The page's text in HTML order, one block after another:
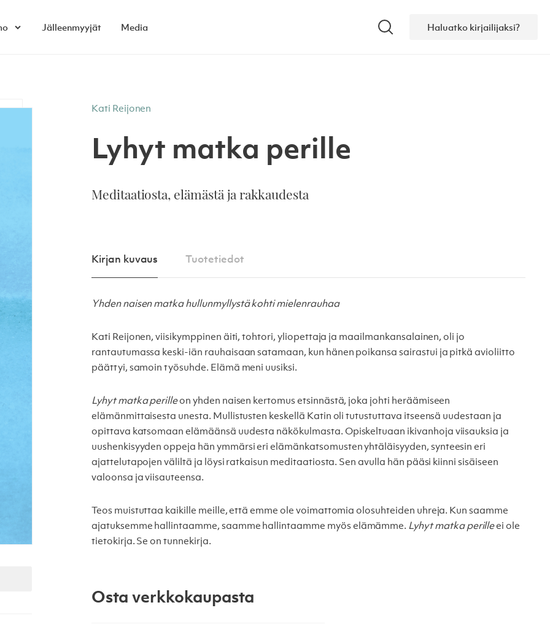
Open child menu
Jälleenmyyjät Media Haluatko kirjailijaksi?
Hae
Kati Reijonen
Lyhyt matka perille
Meditaatiosta, elämästä ja rakkaudesta
Kirjan kuvaus Tuotetiedot
Yhden naisen matka hullunmyllystä kohti mielenrauhaa
Kati Reijonen, viisikymppinen äiti, tohtori, yliopettaja ja maailmankansalainen, oli jo
rantautumassa keski-iän rauhaisaan satamaan, kun hänen poikansa sairastui ja pitkä avioliitto
päättyi, samoin työsuhde. Elämä meni uusiksi.
Lyhyt matka perilleon yhden naisen kertomus etsinnästä, joka johti heräämiseen
elämänmittaisesta unesta. Mullistusten keskellä Katin oli tutustuttava itseensä uudestaan ja
opittava katsomaan elämäänsä uudesta näkökulmasta. Opiskeltuaan ikivanhoja viisauksia ja
uushenkisyyden oppeja hän ymmärsi eri elämänkatsomusten yhtäläisyyden, synteesin eri
ajattelutapojen väliltä ja löysi ratkaisun meditaatiosta. Sen avulla hän pääsi kiinni sisäiseen
valoonsa ja viisauteensa.
Teos muistuttaa kaikille meille, että emme ole voimattomia olosuhteiden uhreja. Kun saamme
ajatuksemme hallintaamme, saamme hallintaamme myös elämämme. Lyhyt matka perilleei ole
tietokirja. Se on tunnekirja.
Osta verkkokaupasta